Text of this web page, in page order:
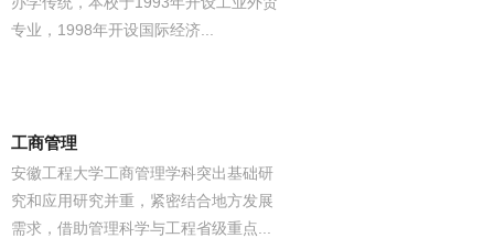
专业，1998年开设国际经济...
工商管理
安徽工程大学工商管理学科突出基础研
究和应用研究并重，紧密结合地方发展
需求，借助管理科学与工程省级重点...